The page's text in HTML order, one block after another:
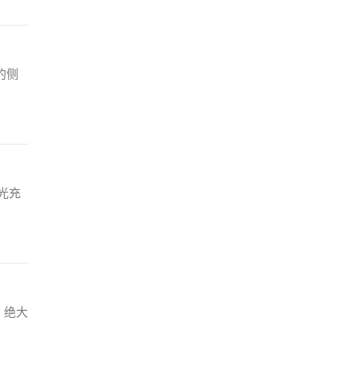
侧
充
绝大